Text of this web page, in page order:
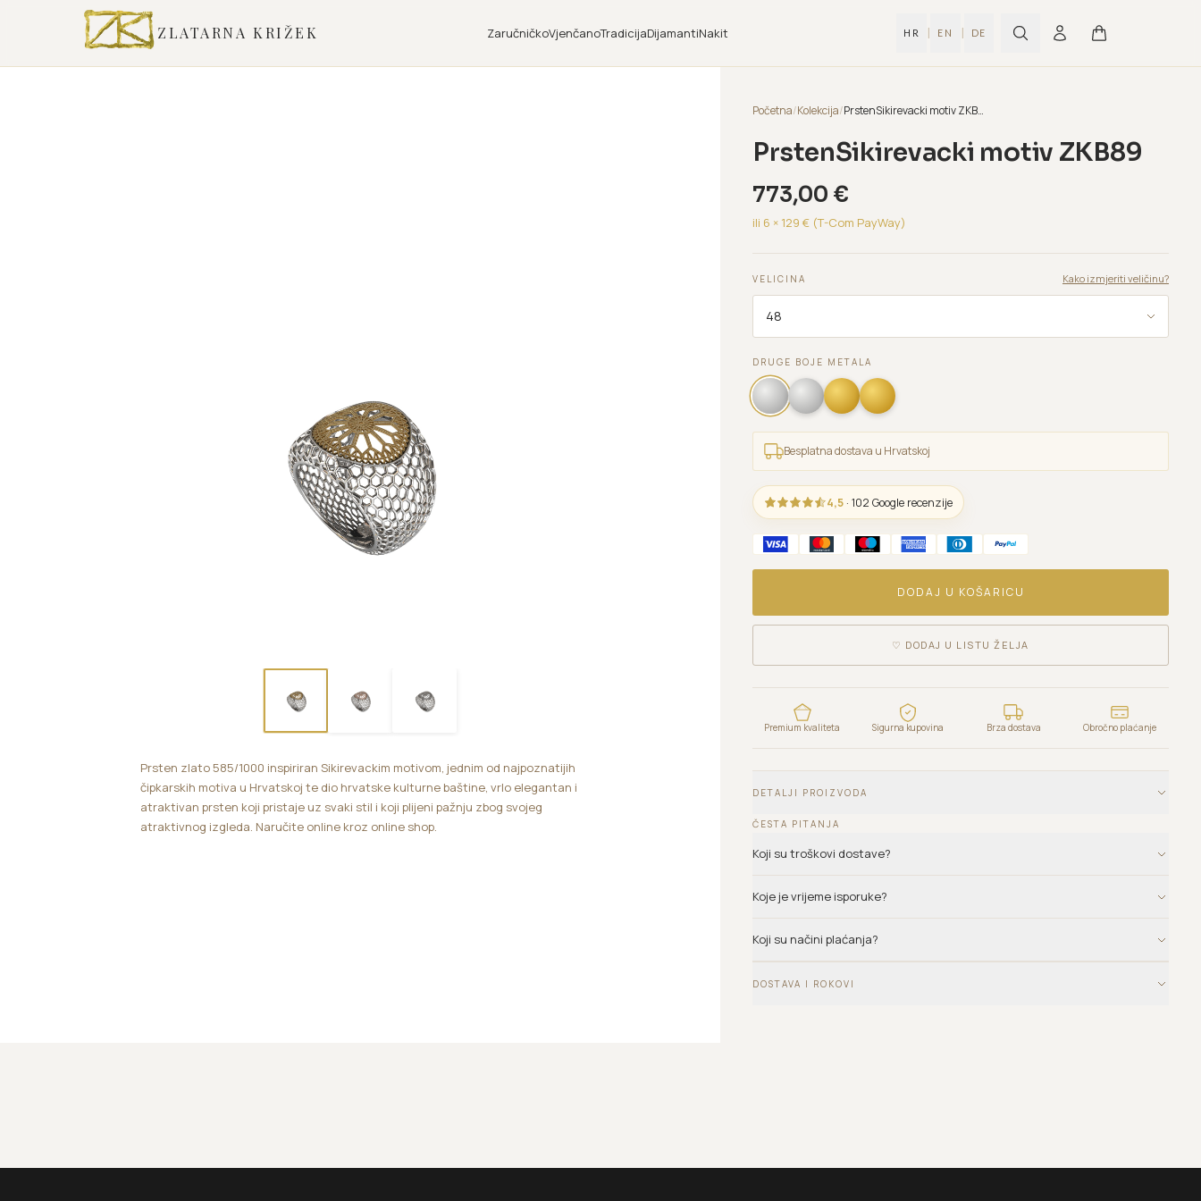
ZLATARNA KRIŽEK ZaručničkoVjenčanoTradicijaDijamantiNakit HR | EN | DE
Prsten zlato 585/1000 inspiriran Sikirevackim motivom, jednim od najpoznatijih
čipkarskih motiva u Hrvatskoj te dio hrvatske kulturne baštine, vrlo elegantan i
atraktivan prsten koji pristaje uz svaki stil i koji plijeni pažnju zbog svojeg
atraktivnog izgleda. Naručite online kroz online shop.
Početna/Kolekcija/ PrstenSikirevacki motiv ZKB89
PrstenSikirevacki motiv ZKB89
773,00 €
ili 6 × 129 € (T-Com PayWay)
VELICINA Kako izmjeriti veličinu?
DRUGE BOJE METALA
Besplatna dostava u Hrvatskoj
4,5 · 102 Google recenzije
DODAJ U KOŠARICU
♡ DODAJ U LISTU ŽELJA
Premium kvaliteta Sigurna kupovina Brza dostava Obročno plaćanje
DETALJI PROIZVODA
ČESTA PITANJA
Koji su troškovi dostave?
Koje je vrijeme isporuke?
Koji su načini plaćanja?
DOSTAVA I ROKOVI